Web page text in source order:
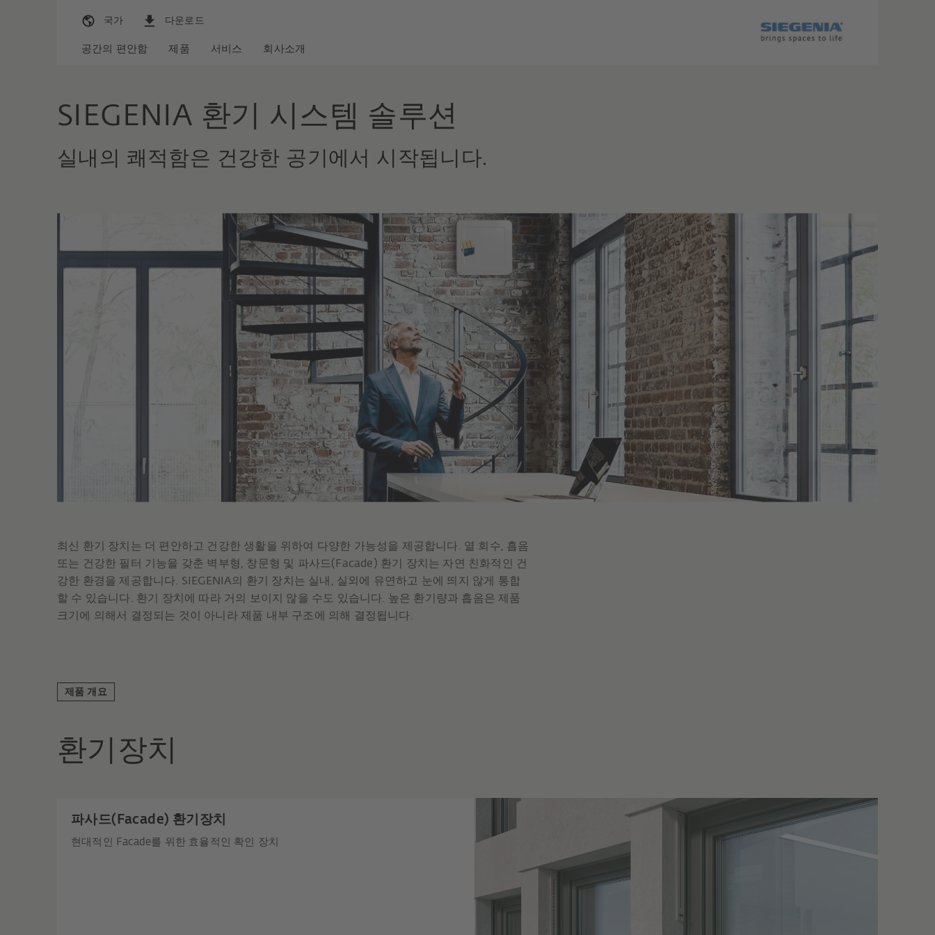
국가 다운로드
공간의 편안함 제품 서비스 회사소개
SIEGENIA 환기 시스템 솔루션
실내의 쾌적함은 건강한 공기에서 시작됩니다.
최신 환기 장치는 더 편안하고 건강한 생활을 위하여 다양한 가능성을 제공합니다. 열 회수, 흡음
또는 건강한 필터 기능을 갖춘 벽부형, 창문형 및 파사드(Facade) 환기 장치는 자연 친화적인 건
강한 환경을 제공합니다. SIEGENIA의 환기 장치는 실내, 실외에 유연하고 눈에 띄지 않게 통합
할 수 있습니다. 환기 장치에 따라 거의 보이지 않을 수도 있습니다. 높은 환기량과 흡음은 제품
크기에 의해서 결정되는 것이 아니라 제품 내부 구조에 의해 결정됩니다.
제품 개요
환기장치
파사드(Facade) 환기장치
현대적인 Facade를 위한 효율적인 확인 장치